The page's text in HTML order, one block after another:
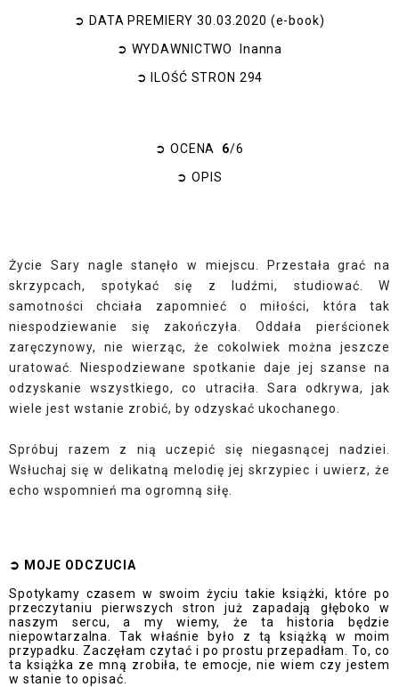
➲ DATA PREMIERY30.03.2020 (e-book)
➲ WYDAWNICTWO
Inanna
➲
ILOŚĆ STRON 294
➲ OCENA 6/6
➲ OPIS
Życie Sary nagle stanęło w miejscu. Przestała grać na
skrzypcach, spotykać się z ludźmi, studiować. W
samotności chciała zapomnieć o miłości, która tak
niespodziewanie się zakończyła. Oddała pierścionek
zaręczynowy, nie wierząc, że cokolwiek można jeszcze
uratować. Niespodziewane spotkanie daje jej szanse na
odzyskanie wszystkiego, co utraciła. Sara odkrywa, jak
wiele jest wstanie zrobić, by odzyskać ukochanego.
Spróbuj razem z nią uczepić się niegasnącej nadziei.
Wsłuchaj się w delikatną melodię jej skrzypiec i uwierz, że
echo wspomnień ma ogromną siłę.
➲ MOJE ODCZUCIA
Spotykamy czasem w swoim życiu takie książki, które po
przeczytaniu pierwszych stron już zapadają głęboko w
naszym sercu, a my wiemy, że ta historia będzie
niepowtarzalna. Tak właśnie było z tą książką w moim
przypadku. Zaczęłam czytać i po prostu przepadłam. To, co
ta książka ze mną zrobiła, te emocje, nie wiem czy jestem
w stanie to opisać.